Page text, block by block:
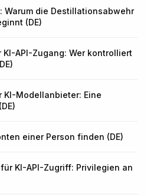
Warum die Destillationsabwehr
(DE)
API-Zugang: Wer kontrolliert
Modellanbieter: Eine
einer Person finden (DE)
KI-API-Zugriff: Privilegien an